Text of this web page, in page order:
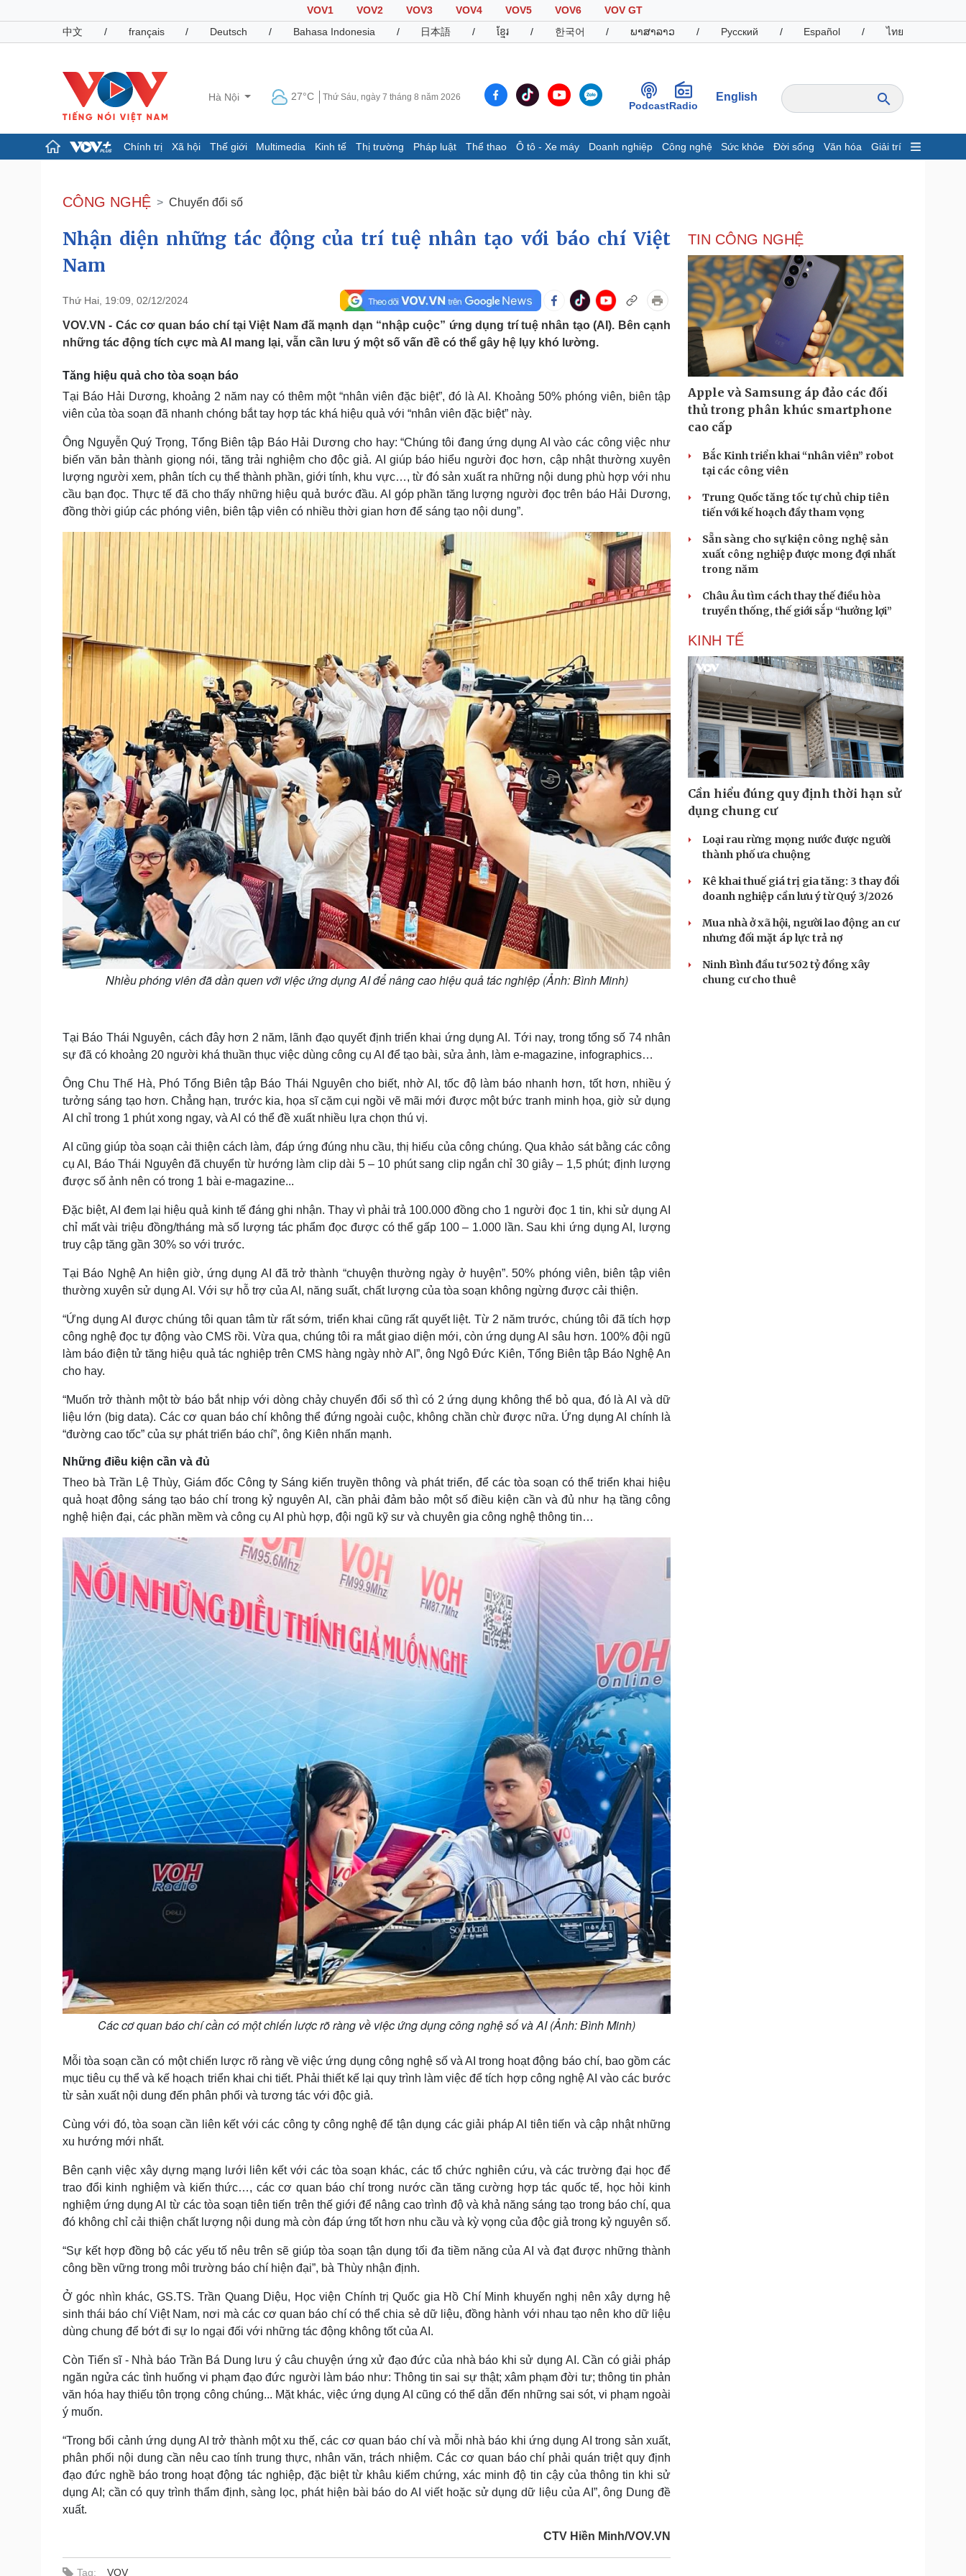
VOV1 VOV2 VOV3 VOV4 VOV5 VOV6
VOV GT
中文
/ français / Deutsch / Bahasa Indonesia / 日本語 / ខ្មែរ / 한국어 / ພາສາລາວ / Русский / Español / ไทย
Hà Nội 27°C Thứ Sáu, ngày 7 tháng 8 năm 2026
PodcastRadio
English
Chính trị Xã hội Thế giới Multimedia Kinh tế Thị trường Pháp luật Thể thao Ô tô - Xe máy Doanh nghiệp Công nghệ Sức khỏe Đời sống Văn hóa Giải trí
Đảng
Tổ chức nhân sự
Nhận diện sự thật
Tin 24h
Dấu ấn VOV
Infographic
Chứng khoán
Giá cà phê
Pháp luật
Tin nóng
Tư vấn luật
Việt Nam
Phân tích
Thể thao
Bóng đá
Lịch thi đấu bóng đá
Thế giới thể thao
Ô tô - Xe máy
Ô tô
Xe máy
Tư vấn
Doanh nghiệp
Thông tin doanh nghiệp
Doanh nghiệp 24h
Doanh nhân
Vì cộng đồng
Công nghệ
Sành điệu
Tin Công nghệ
Trải nghiệm
Chuyển đổi số
Sức khỏe
Dinh dưỡng - món ngon
Cây thuốc
Sản phụ khoa
Nhi khoa
Nam khoa
Làm đẹp - giảm cân
Phòng mạch online
Đời sống
Nhà đẹp
Tình yêu - Gia đình
Văn hóa
Sân khấu - Điện ảnh
Âm nhạc
Di sản
Giải trí
Nghệ sĩ
Sao Việt
Du lịch
check-in
Podcast
Câu chuyện thời sự
Cửa sổ tình yêu
Cải chính
CÔNG NGHỆ Chuyển đổi số
Nhận diện những tác động của trí tuệ nhân tạo với báo chí Việt
Nam
Thứ Hai, 19:09, 02/12/2024
VOV.VN - Các cơ quan báo chí tại Việt Nam đã mạnh dạn “nhập cuộc” ứng dụng trí tuệ nhân tạo (AI). Bên cạnh
những tác động tích cực mà AI mang lại, vẫn cần lưu ý một số vấn đề có thể gây hệ lụy khó lường.
Tăng hiệu quả cho tòa soạn báo
Tại Báo Hải Dương, khoảng 2 năm nay có thêm một “nhân viên đặc biệt”, đó là AI. Khoảng 50% phóng viên, biên tập
viên của tòa soạn đã nhanh chóng bắt tay hợp tác khá hiệu quả với “nhân viên đặc biệt” này.
Ông Nguyễn Quý Trọng, Tổng Biên tập Báo Hải Dương cho hay: “Chúng tôi đang ứng dụng AI vào các công việc như
biến văn bản thành giọng nói, tăng trải nghiệm cho độc giả. AI giúp báo hiểu người đọc hơn, cập nhật thường xuyên
lượng người xem, phân tích cụ thể thành phần, giới tính, khu vực…, từ đó sản xuất ra những nội dung phù hợp với nhu
cầu bạn đọc. Thực tế đã cho thấy những hiệu quả bước đầu. AI góp phần tăng lượng người đọc trên báo Hải Dương,
đồng thời giúp các phóng viên, biên tập viên có nhiều thời gian hơn để sáng tạo nội dung”.
Nhiều phóng viên đã dần quen với việc ứng dụng AI để nâng cao hiệu quả tác nghiệp (Ảnh: Bình Minh)
Tại Báo Thái Nguyên, cách đây hơn 2 năm, lãnh đạo quyết định triển khai ứng dụng AI. Tới nay, trong tổng số 74 nhân
sự đã có khoảng 20 người khá thuần thục việc dùng công cụ AI để tạo bài, sửa ảnh, làm e-magazine, infographics…
Ông Chu Thế Hà, Phó Tổng Biên tập Báo Thái Nguyên cho biết, nhờ AI, tốc độ làm báo nhanh hơn, tốt hơn, nhiều ý
tưởng sáng tạo hơn. Chẳng hạn, trước kia, họa sĩ cặm cụi ngồi vẽ mãi mới được một bức tranh minh họa, giờ sử dụng
AI chỉ trong 1 phút xong ngay, và AI có thể đề xuất nhiều lựa chọn thú vị.
AI cũng giúp tòa soạn cải thiện cách làm, đáp ứng đúng nhu cầu, thị hiếu của công chúng. Qua khảo sát bằng các công
cụ AI, Báo Thái Nguyên đã chuyển từ hướng làm clip dài 5 – 10 phút sang clip ngắn chỉ 30 giây – 1,5 phút; định lượng
được số ảnh nên có trong 1 bài e-magazine...
Đặc biệt, AI đem lại hiệu quả kinh tế đáng ghi nhận. Thay vì phải trả 100.000 đồng cho 1 người đọc 1 tin, khi sử dụng AI
chỉ mất vài triệu đồng/tháng mà số lượng tác phẩm đọc được có thể gấp 100 – 1.000 lần. Sau khi ứng dụng AI, lượng
truy cập tăng gần 30% so với trước.
Tại Báo Nghệ An hiện giờ, ứng dụng AI đã trở thành “chuyện thường ngày ở huyện”. 50% phóng viên, biên tập viên
thường xuyên sử dụng AI. Với sự hỗ trợ của AI, năng suất, chất lượng của tòa soạn không ngừng được cải thiện.
“Ứng dụng AI được chúng tôi quan tâm từ rất sớm, triển khai cũng rất quyết liệt. Từ 2 năm trước, chúng tôi đã tích hợp
công nghệ đọc tự động vào CMS rồi. Vừa qua, chúng tôi ra mắt giao diện mới, còn ứng dụng AI sâu hơn. 100% đội ngũ
làm báo điện tử tăng hiệu quả tác nghiệp trên CMS hàng ngày nhờ AI”, ông Ngô Đức Kiên, Tổng Biên tập Báo Nghệ An
cho hay.
“Muốn trở thành một tờ báo bắt nhịp với dòng chảy chuyển đổi số thì có 2 ứng dụng không thể bỏ qua, đó là AI và dữ
liệu lớn (big data). Các cơ quan báo chí không thể đứng ngoài cuộc, không chần chừ được nữa. Ứng dụng AI chính là
“đường cao tốc” của sự phát triển báo chí”, ông Kiên nhấn mạnh.
Những điều kiện cần và đủ
Theo bà Trần Lệ Thùy, Giám đốc Công ty Sáng kiến truyền thông và phát triển, để các tòa soạn có thể triển khai hiệu
quả hoạt động sáng tạo báo chí trong kỷ nguyên AI, cần phải đảm bảo một số điều kiện cần và đủ như hạ tầng công
nghệ hiện đại, các phần mềm và công cụ AI phù hợp, đội ngũ kỹ sư và chuyên gia công nghệ thông tin…
Các cơ quan báo chí cần có một chiến lược rõ ràng về việc ứng dụng công nghệ số và AI (Ảnh: Bình Minh)
Mỗi tòa soạn cần có một chiến lược rõ ràng về việc ứng dụng công nghệ số và AI trong hoạt động báo chí, bao gồm các
mục tiêu cụ thể và kế hoạch triển khai chi tiết. Phải thiết kế lại quy trình làm việc để tích hợp công nghệ AI vào các bước
từ sản xuất nội dung đến phân phối và tương tác với độc giả.
Cùng với đó, tòa soạn cần liên kết với các công ty công nghệ để tận dụng các giải pháp AI tiên tiến và cập nhật những
xu hướng mới nhất.
Bên cạnh việc xây dựng mạng lưới liên kết với các tòa soạn khác, các tổ chức nghiên cứu, và các trường đại học để
trao đổi kinh nghiệm và kiến thức…, các cơ quan báo chí trong nước cần tăng cường hợp tác quốc tế, học hỏi kinh
nghiệm ứng dụng AI từ các tòa soạn tiên tiến trên thế giới để nâng cao trình độ và khả năng sáng tạo trong báo chí, qua
đó không chỉ cải thiện chất lượng nội dung mà còn đáp ứng tốt hơn nhu cầu và kỳ vọng của độc giả trong kỷ nguyên số.
“Sự kết hợp đồng bộ các yếu tố nêu trên sẽ giúp tòa soạn tận dụng tối đa tiềm năng của AI và đạt được những thành
công bền vững trong môi trường báo chí hiện đại”, bà Thùy nhận định.
Ở góc nhìn khác, GS.TS. Trần Quang Diệu, Học viện Chính trị Quốc gia Hồ Chí Minh khuyến nghị nên xây dựng hệ
sinh thái báo chí Việt Nam, nơi mà các cơ quan báo chí có thể chia sẻ dữ liệu, đồng hành với nhau tạo nên kho dữ liệu
dùng chung để bớt đi sự lo ngại đối với những tác động không tốt của AI.
Còn Tiến sĩ - Nhà báo Trần Bá Dung lưu ý câu chuyện ứng xử đạo đức của nhà báo khi sử dụng AI. Cần có giải pháp
ngăn ngửa các tình huống vi phạm đạo đức người làm báo như: Thông tin sai sự thật; xâm phạm đời tư; thông tin phản
văn hóa hay thiếu tôn trọng công chúng... Mặt khác, việc ứng dụng AI cũng có thể dẫn đến những sai sót, vi phạm ngoài
ý muốn.
“Trong bối cảnh ứng dụng AI trở thành một xu thế, các cơ quan báo chí và mỗi nhà báo khi ứng dụng AI trong sản xuất,
phân phối nội dung cần nêu cao tính trung thực, nhân văn, trách nhiệm. Các cơ quan báo chí phải quán triệt quy định
đạo đức nghề báo trong hoạt động tác nghiệp, đặc biệt từ khâu kiểm chứng, xác minh độ tin cậy của thông tin khi sử
dụng AI; cần có quy trình thẩm định, sàng lọc, phát hiện bài báo do AI viết hoặc sử dụng dữ liệu của AI”, ông Dung đề
xuất.
CTV Hiền Minh/VOV.VN
Tag: VOV
TIN CÔNG NGHỆ
Apple và Samsung áp đảo các đối
thủ trong phân khúc smartphone
cao cấp
Bắc Kinh triển khai “nhân viên” robot
tại các công viên
Trung Quốc tăng tốc tự chủ chip tiên
tiến với kế hoạch đầy tham vọng
Sẵn sàng cho sự kiện công nghệ sản
xuất công nghiệp được mong đợi nhất
trong năm
Châu Âu tìm cách thay thế điều hòa
truyền thống, thế giới sắp “hưởng lợi”
KINH TẾ
Cần hiểu đúng quy định thời hạn sử
dụng chung cư
Loại rau rừng mọng nước được người
thành phố ưa chuộng
Kê khai thuế giá trị gia tăng: 3 thay đổi
doanh nghiệp cần lưu ý từ Quý 3/2026
Mua nhà ở xã hội, người lao động an cư
nhưng đối mặt áp lực trả nợ
Ninh Bình đầu tư 502 tỷ đồng xây
chung cư cho thuê